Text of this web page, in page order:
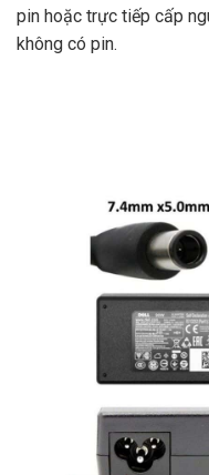
pin hoặc trực tiếp cấp
không có pin.